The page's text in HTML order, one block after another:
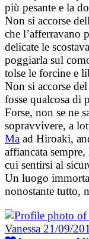
più pesante e la
Non si accorse
che l’afferravano
delicate le
poggiarla sul
tolse le forcine e
Non si accorse
fosse qualcosa di
Forse, non se ne
sopravvivere, a
Ma ad Hiroaki,
affiancata
cui sentirsi al
Un luogo
nonostante tutto,
Vanessa 21/09/